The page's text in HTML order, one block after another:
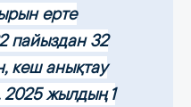
ерте
пайыздан 32
кеш анықтау
2025 жылдың 1